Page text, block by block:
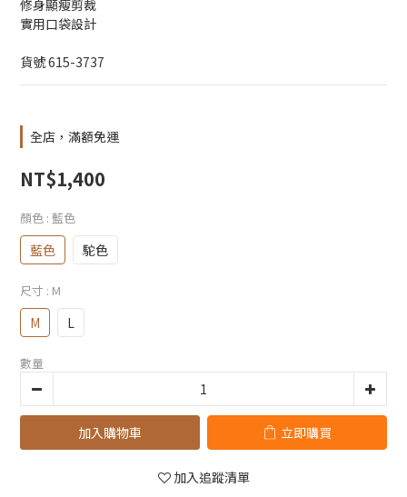
修身顯瘦剪裁
實用口袋設計
貨號 615-3737
全店，滿額免運
NT$1,400
顏色 : 藍色
藍色 駝色
尺寸 : M
M L
數量
加入購物車 立即購買
加入追蹤清單